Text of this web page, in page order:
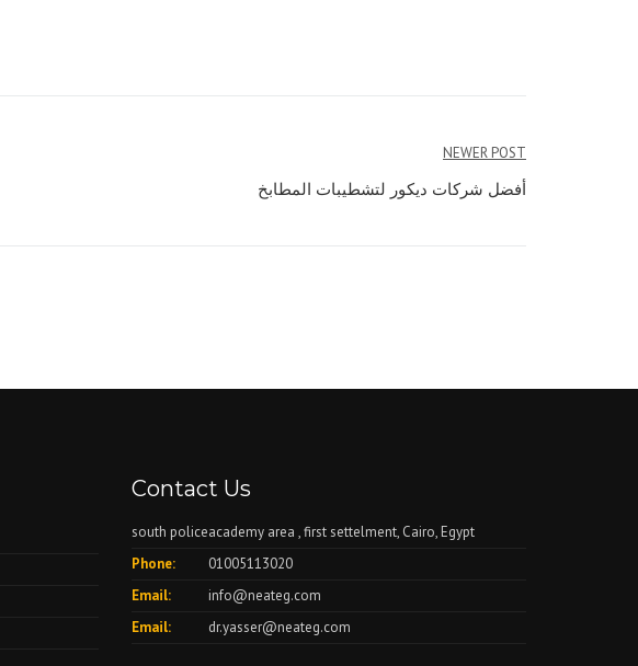
NEWER POST
أفضل شركات ديكور لتشطيبات المطابخ
Contact Us
south policeacademy area , first settelment, Cairo, Egypt
Phone:
01005113020
Email:
info@neateg.com
Email:
dr.yasser@neateg.com